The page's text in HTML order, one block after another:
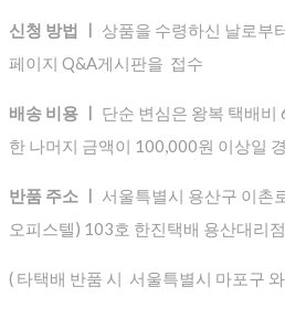
신청 방법 ㅣ 상품을 수령하신 날로부
페이지 Q&A게시판을 접수
배송 비용 ㅣ
단순 변심은 왕복 택배비
한 나머지 금액이 100,000원 이상일
반품 주소 ㅣ 서울특별시 용산구 이촌
오피스텔) 103호 한진택배 용산대리점
( 타택배 반품 시 서울특별시 마포구